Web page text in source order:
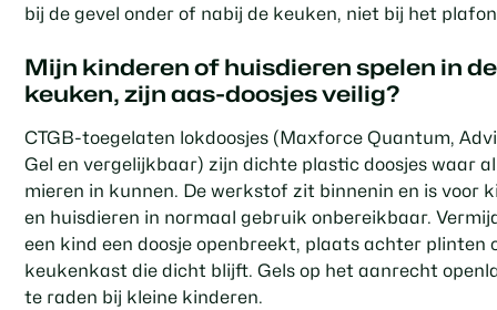
bij de gevel onder of nabij de keuken, niet bij het
Mijn kinderen of huisdieren spelen in de
keuken, zijn aas-doosjes veilig?
CTGB-toegelaten lokdoosjes (Maxforce Quantum,
Gel en vergelijkbaar) zijn dichte plastic doosjes waar
mieren in kunnen. De werkstof zit binnenin en is voor
en huisdieren in normaal gebruik onbereikbaar.
een kind een doosje openbreekt, plaats achter plinten
keukenkast die dicht blijft. Gels op het aanrecht
te raden bij kleine kinderen.